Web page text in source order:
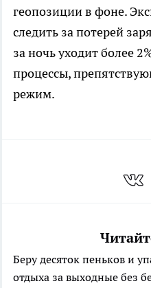
геопозиции в фоне.
следить за потерей
за ночь уходит более
процессы,
режим.
Беру десяток пеньков и
отдыха за выходные без